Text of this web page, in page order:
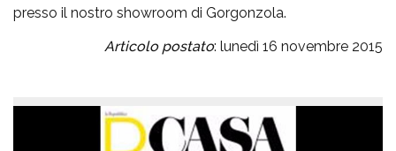
presso il nostro showroom di Gorgonzola.
Articolo postato: lunedì 16 novembre 2015